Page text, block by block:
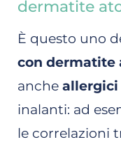
dermatite
È questo uno
con dermatite
anche allergici
inalanti: ad
le correlazioni